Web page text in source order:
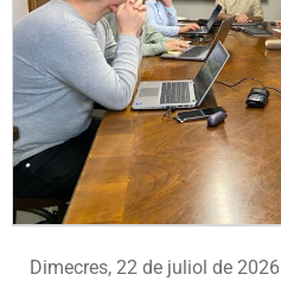
Dimecres, 22 de juliol de 2026